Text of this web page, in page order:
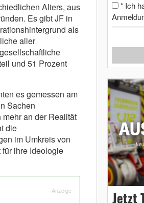
Alters, aus
Es gibt JF in
als
aller
und 51 Prozent
es gemessen am
Sachen
an der Realität
die
im Umkreis von
ihre Ideologie
Anzeige
* Ich
Jetzt